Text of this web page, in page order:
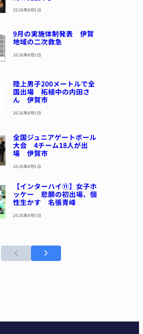
2026年8月5日
9月の実施体制発表 伊賀
地域の二次救急
2026年8月5日
陸上男子200メートルで全
国出場 柘植中の内田さ
ん 伊賀市
2026年8月5日
全国ジュニアゲートボール
大会 4チーム18人が出
場 伊賀市
2026年8月5日
【インターハイ⑪】女子ホ
ッケー 悲願の初出場、個
性生かす 名張青峰
2026年8月5日